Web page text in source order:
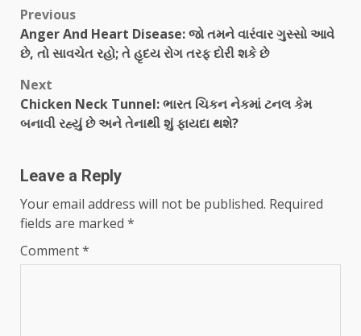
Previous
Anger And Heart Disease: જો તમને વારંવાર ગુસ્સો આવે
છે, તો સાવચેત રહો; તે હૃદય રોગ તરફ દોરી શકે છે
Next
Chicken Neck Tunnel: ભારત ચિકન નેકમાં ટનલ કેમ
બનાવી રહ્યું છે અને તેનાથી શું ફાયદા થશે?
Leave a Reply
Your email address will not be published. Required
fields are marked *
Comment*